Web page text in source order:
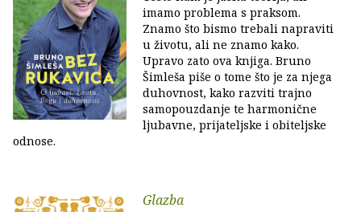
imamo problema s praksom.
Znamo što bismo trebali napraviti
u životu, ali ne znamo kako.
Upravo zato ova knjiga. Bruno
Šimleša piše o tome što je za njega
duhovnost, kako razviti trajno
samopouzdanje te harmonične
ljubavne, prijateljske i obiteljske
odnose.
Glazba